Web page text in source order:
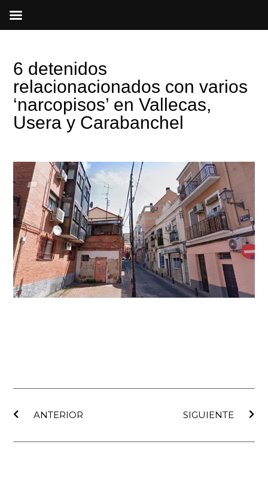
6 detenidos
relacionacionados con varios
‘narcopisos’ en Vallecas,
Usera y Carabanchel
ANTERIOR
SIGUIENTE